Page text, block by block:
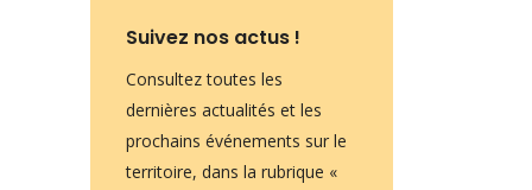
Suivez nos actus !
Consultez toutes les
dernières actualités et les
prochains événements sur le
territoire, dans la rubrique «